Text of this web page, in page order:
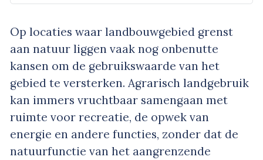
Op locaties waar landbouwgebied grenst
aan natuur liggen vaak nog onbenutte
kansen om de gebruikswaarde van het
gebied te versterken. Agrarisch landgebruik
kan immers vruchtbaar samengaan met
ruimte voor recreatie, de opwek van
energie en andere functies, zonder dat de
natuurfunctie van het aangrenzende